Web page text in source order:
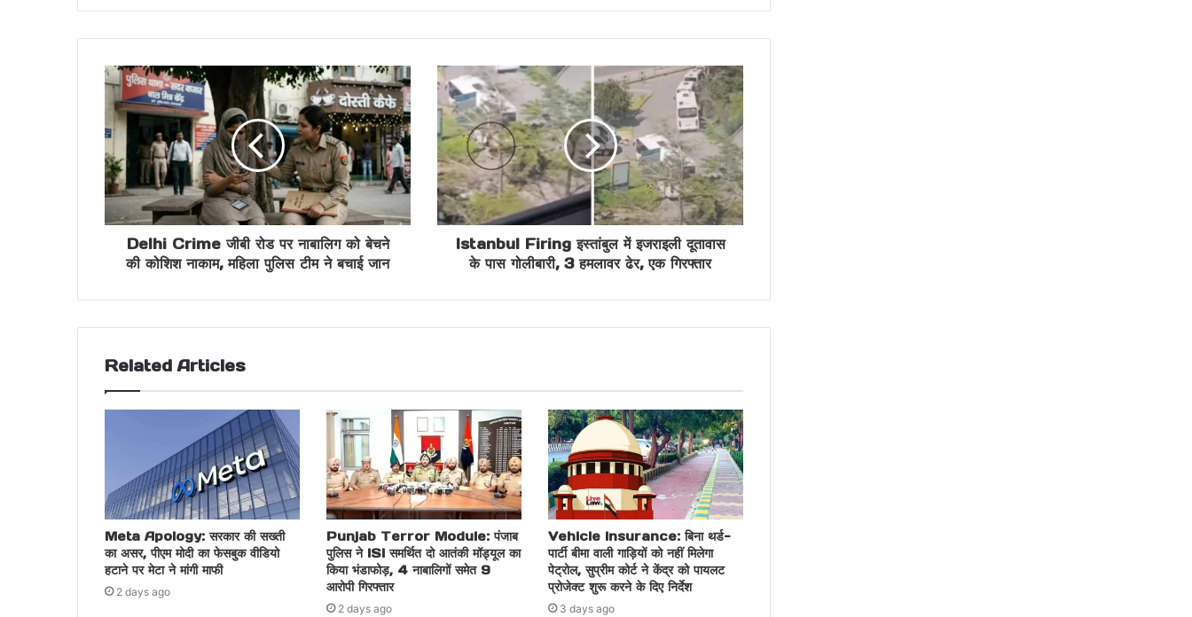
Delhi Crime जीबी रोड पर नाबालिग को बेचने
की कोशिश नाकाम, महिला पुलिस टीम ने बचाई जान
Istanbul Firing इस्तांबुल में इजराइली दूतावास
के पास गोलीबारी, 3 हमलावर ढेर, एक गिरफ्तार
Related Articles
Meta Apology: सरकार की सख्ती
का असर, पीएम मोदी का फेसबुक वीडियो
हटाने पर मेटा ने मांगी माफी
2 days ago
Punjab Terror Module: पंजाब
पुलिस ने ISI समर्थित दो आतंकी मॉड्यूल का
किया भंडाफोड़, 4 नाबालिगों समेत 9
आरोपी गिरफ्तार
2 days ago
Vehicle Insurance: बिना थर्ड-
पार्टी बीमा वाली गाड़ियों को नहीं मिलेगा
पेट्रोल, सुप्रीम कोर्ट ने केंद्र को पायलट
प्रोजेक्ट शुरू करने के दिए निर्देश
3 days ago